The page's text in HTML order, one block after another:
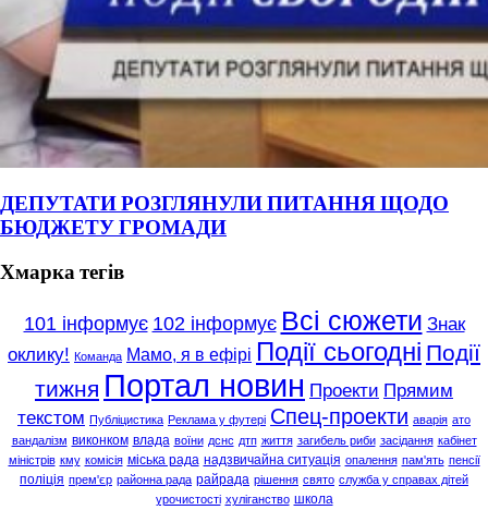
ДЕПУТАТИ РОЗГЛЯНУЛИ ПИТАННЯ ЩОДО
БЮДЖЕТУ ГРОМАДИ
Хмарка тегів
101 інформує 102 інформує Всі сюжети Знак
оклику! Команда Мамо, я в ефірі Події сьогодні Події
тижня Портал новин Проекти Прямим
текстом Публіцистика Реклама у футері Спец-проекти аварія ато
вандалізм виконком влада воїни дснс дтп життя загибель риби засідання кабінет
міністрів кму комісія міська рада надзвичайна ситуація опалення пам'ять пенсії
поліція прем'єр районна рада райрада рішення свято служба у справах дітей
урочистості хуліганство школа